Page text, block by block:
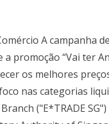
A campanha
a promoção “Vai ter
os melhores
nas categorias
("E*TRADE